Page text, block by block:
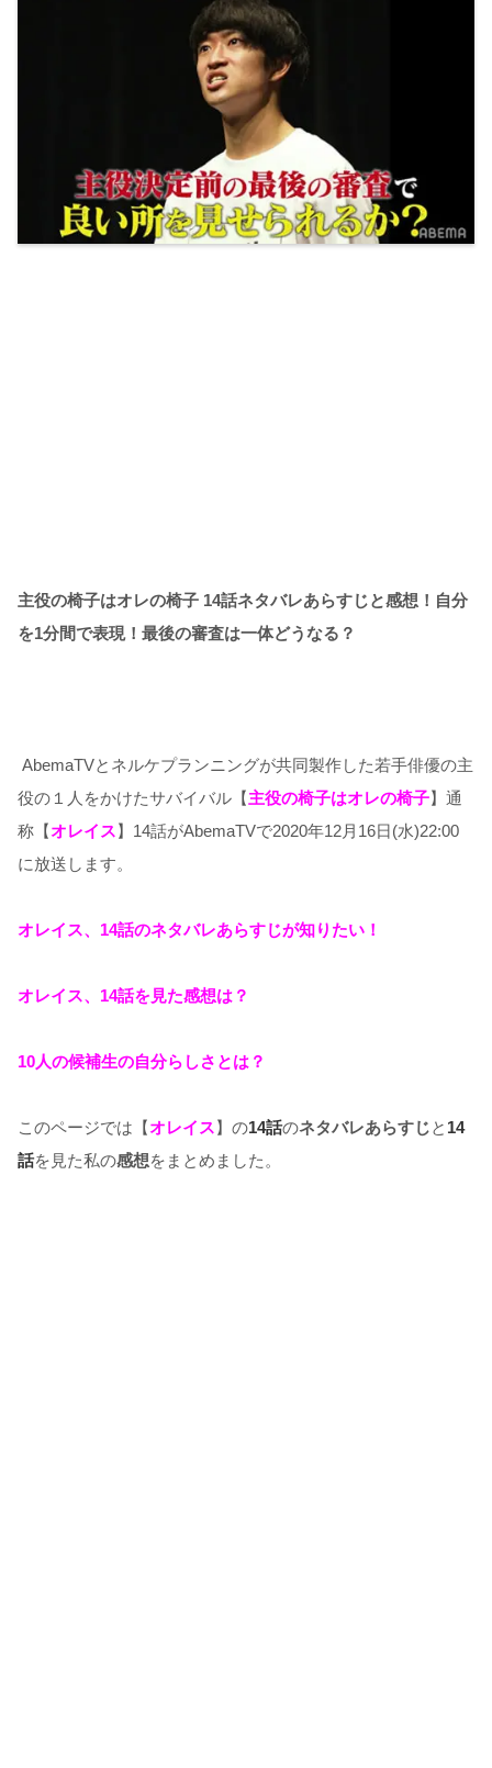
主役の椅子はオレの椅子 14話ネタバレあらすじと感想！自分
を1分間で表現！最後の審査は一体どうなる？
AbemaTVとネルケプランニングが共同製作した若手俳優の主
役の１人をかけたサバイバル【主役の椅子はオレの椅子】 通
称【オレイス】14話がAbemaTVで2020年12月16日(水)22:00
に放送します。
オレイス、14話のネタバレあらすじが知りたい！
オレイス、14話を見た感想は？
10人の候補生の自分らしさとは？
このページでは【オレイス】の14話のネタバレあらすじと 14
話を見た私の感想をまとめました。